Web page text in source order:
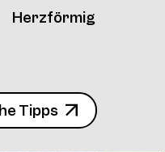
Herzförmig
Tipps